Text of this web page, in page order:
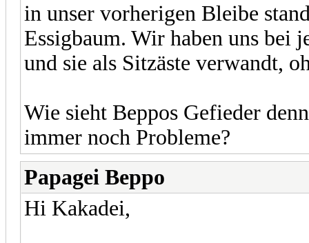
in unser vorherigen Bleibe
Essigbaum. Wir haben uns bei
und sie als Sitzäste verwandt,
Wie sieht Beppos Gefieder
immer noch Probleme?
Papagei Beppo
Hi Kakadei,